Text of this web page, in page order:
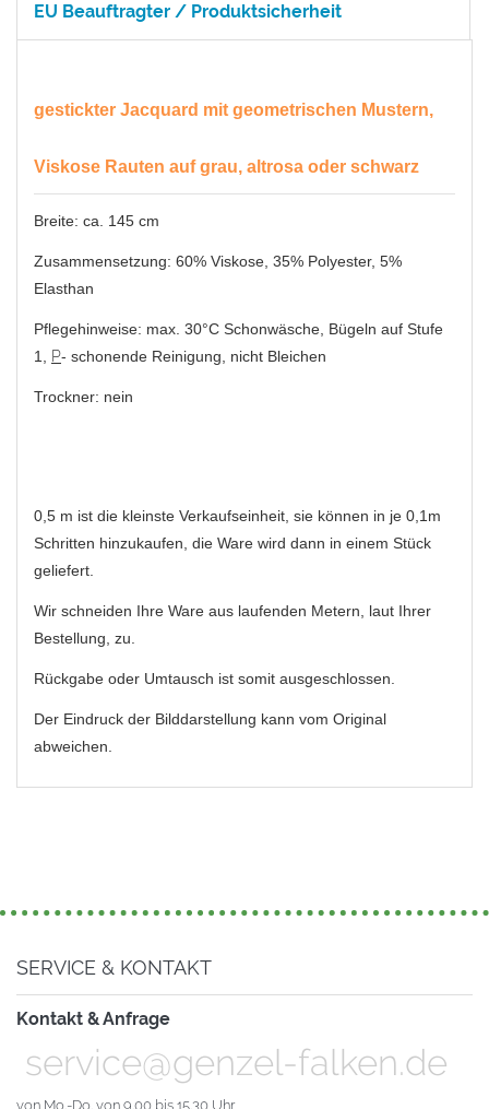
EU Beauftragter / Produktsicherheit
gestickter Jacquard mit geometrischen Mustern,
Viskose Rauten auf grau, altrosa oder schwarz
Breite: ca. 145 cm
Zusammensetzung: 60% Viskose, 35% Polyester, 5%
Elasthan
Pflegehinweise: max. 30°C Schonwäsche, Bügeln auf Stufe
1,
P- schonende Reinigung, nicht Bleichen
Trockner: nein
0,5 m ist die kleinste Verkaufseinheit, sie können in je 0,1m
Schritten hinzukaufen, die Ware wird dann in einem Stück
geliefert.
Wir schneiden Ihre Ware aus laufenden Metern, laut Ihrer
Bestellung, zu.
Rückgabe oder Umtausch ist somit ausgeschlossen.
Der Eindruck der Bilddarstellung kann vom Original
abweichen.
SERVICE & KONTAKT
Kontakt & Anfrage
service@genzel-falken.de
von Mo.-Do. von 9.00 bis 15.30 Uhr